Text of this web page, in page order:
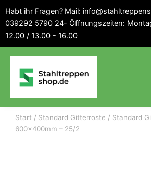
springen
Habt ihr Fragen? Mail:
039292 5790 24- Öffnungszeiten:
12.00 / 13.00 - 16.00
Start / Standard Gitterroste / Standard
600x400mm – 25/2